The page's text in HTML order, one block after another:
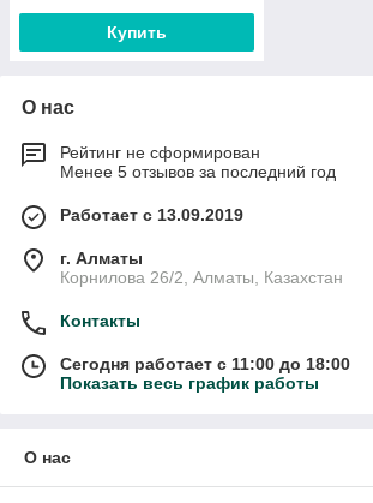
Купить
О нас
Рейтинг не сформирован
Менее 5 отзывов за последний год
Работает с 13.09.2019
г. Алматы
Корнилова 26/2, Алматы, Казахстан
Контакты
Сегодня работает с 11:00 до 18:00
Показать весь график работы
О нас